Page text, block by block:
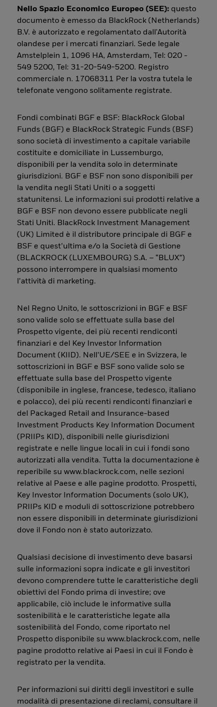
Nello Spazio Economico Europeo (SEE): questo
documento è emesso da BlackRock (Netherlands)
B.V. è autorizzato e regolamentato dall'Autorità
olandese per i mercati finanziari. Sede legale
Amstelplein 1, 1096 HA, Amsterdam, Tel: 020 -
549 5200, Tel: 31-20-549-5200. Registro
commerciale n. 17068311 Per la vostra tutela le
telefonate vengono solitamente registrate.
Fondi combinati BGF e BSF: BlackRock Global
Funds (BGF) e BlackRock Strategic Funds (BSF)
sono società di investimento a capitale variabile
costituite e domiciliate in Lussemburgo,
disponibili per la vendita solo in determinate
giurisdizioni. BGF e BSF non sono disponibili per
la vendita negli Stati Uniti o a soggetti
statunitensi. Le informazioni sui prodotti relative a
BGF e BSF non devono essere pubblicate negli
Stati Uniti. BlackRock Investment Management
(UK) Limited è il distributore principale di BGF e
BSF e quest’ultima e/o la Società di Gestione
(BLACKROCK (LUXEMBOURG) S.A. – “BLUX”)
possono interrompere in qualsiasi momento
l’attività di marketing.
Nel Regno Unito, le sottoscrizioni in BGF e BSF
sono valide solo se effettuate sulla base del
Prospetto vigente, dei più recenti rendiconti
finanziari e del Key Investor Information
Document (KIID). Nell’UE/SEE e in Svizzera, le
sottoscrizioni in BGF e BSF sono valide solo se
effettuate sulla base del Prospetto vigente
(disponibile in inglese, francese, tedesco, italiano
e polacco), dei più recenti rendiconti finanziari e
del Packaged Retail and Insurance-based
Investment Products Key Information Document
(PRIIPs KID), disponibili nelle giurisdizioni
registrate e nelle lingue locali in cui i fondi sono
autorizzati alla vendita. Tutta la documentazione è
reperibile su www.blackrock.com, nelle sezioni
relative al Paese e alle pagine prodotto. Prospetti,
Key Investor Information Documents (solo UK),
PRIIPs KID e moduli di sottoscrizione potrebbero
non essere disponibili in determinate giurisdizioni
dove il Fondo non è stato autorizzato.
Qualsiasi decisione di investimento deve basarsi
sulle informazioni sopra indicate e gli investitori
devono comprendere tutte le caratteristiche degli
obiettivi del Fondo prima di investire; ove
applicabile, ciò include le informative sulla
sostenibilità e le caratteristiche legate alla
sostenibilità del Fondo, come riportato nel
Prospetto disponibile su www.blackrock.com, nelle
pagine prodotto relative ai Paesi in cui il Fondo è
registrato per la vendita.
Per informazioni sui diritti degli investitori e sulle
modalità di presentazione di reclami, consultare il